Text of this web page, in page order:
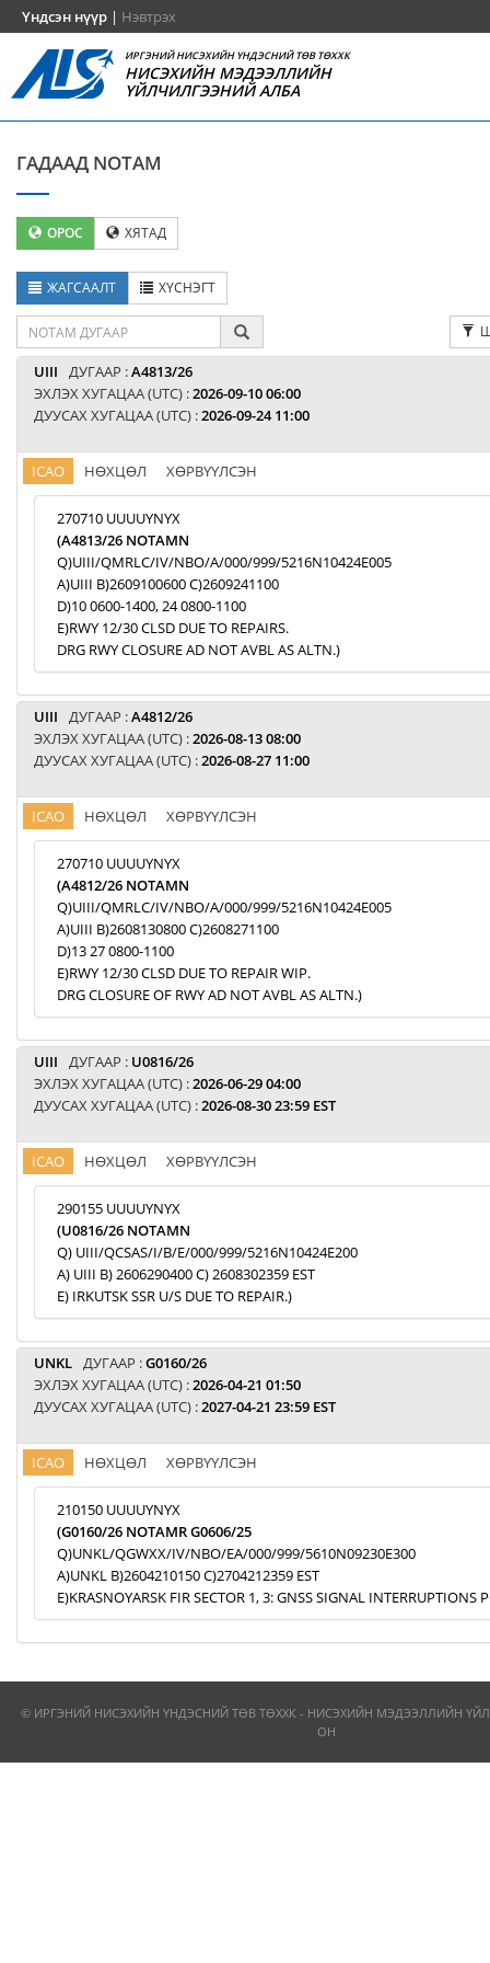
Үндсэн нүүр | Нэвтрэх
ИРГЭНИЙ НИСЭХИЙН ҮНДЭСНИЙ ТӨВ ТӨХХК
НИСЭХИЙН МЭДЭЭЛЛИЙН
ҮЙЛЧИЛГЭЭНИЙ АЛБА
ГАДААД NOTAM
ОРОС ХЯТАД
ЖАГСААЛТ ХҮСНЭГТ
UIII ДУГААР :A4813/26
ЭХЛЭХ ХУГАЦАА (UTC) :2026-09-10 06:00
ДУУСАХ ХУГАЦАА (UTC) :2026-09-24 11:00
ICAO НӨХЦӨЛ ХӨРВҮҮЛСЭН
270710 UUUUYNYX
(A4813/26 NOTAMN
Q)UIII/QMRLC/IV/NBO/A/000/999/5216N10424E005
A)UIII B)2609100600 C)2609241100
D)10 0600-1400, 24 0800-1100
E)RWY 12/30 CLSD DUE TO REPAIRS.
DRG RWY CLOSURE AD NOT AVBL AS ALTN.)
UIII ДУГААР :A4812/26
ЭХЛЭХ ХУГАЦАА (UTC) :2026-08-13 08:00
ДУУСАХ ХУГАЦАА (UTC) :2026-08-27 11:00
ICAO НӨХЦӨЛ ХӨРВҮҮЛСЭН
270710 UUUUYNYX
(A4812/26 NOTAMN
Q)UIII/QMRLC/IV/NBO/A/000/999/5216N10424E005
A)UIII B)2608130800 C)2608271100
D)13 27 0800-1100
E)RWY 12/30 CLSD DUE TO REPAIR WIP.
DRG CLOSURE OF RWY AD NOT AVBL AS ALTN.)
UIII ДУГААР : U0816/26
ЭХЛЭХ ХУГАЦАА (UTC) :2026-06-29 04:00
ДУУСАХ ХУГАЦАА (UTC) :2026-08-30 23:59 EST
ICAO НӨХЦӨЛ ХӨРВҮҮЛСЭН
290155 UUUUYNYX
(U0816/26 NOTAMN
Q) UIII/QCSAS/I/B/E/000/999/5216N10424E200
A) UIII B) 2606290400 C) 2608302359 EST
E) IRKUTSK SSR U/S DUE TO REPAIR.)
UNKL ДУГААР :G0160/26
ЭХЛЭХ ХУГАЦАА (UTC) :2026-04-21 01:50
ДУУСАХ ХУГАЦАА (UTC) :2027-04-21 23:59 EST
ICAO НӨХЦӨЛ ХӨРВҮҮЛСЭН
210150 UUUUYNYX
(G0160/26 NOTAMR G0606/25
Q)UNKL/QGWXX/IV/NBO/EA/000/999/5610N09230E300
A)UNKL B)2604210150 C)2704212359 EST
E)KRASNOYARSK FIR SECTOR 1, 3: GNSS SIGNAL INTERRUPTIONS
© ИРГЭНИЙ НИСЭХИЙН ҮНДЭСНИЙ ТӨВ ТӨХХК - НИСЭХИЙН МЭДЭЭЛЛИЙН
ОН